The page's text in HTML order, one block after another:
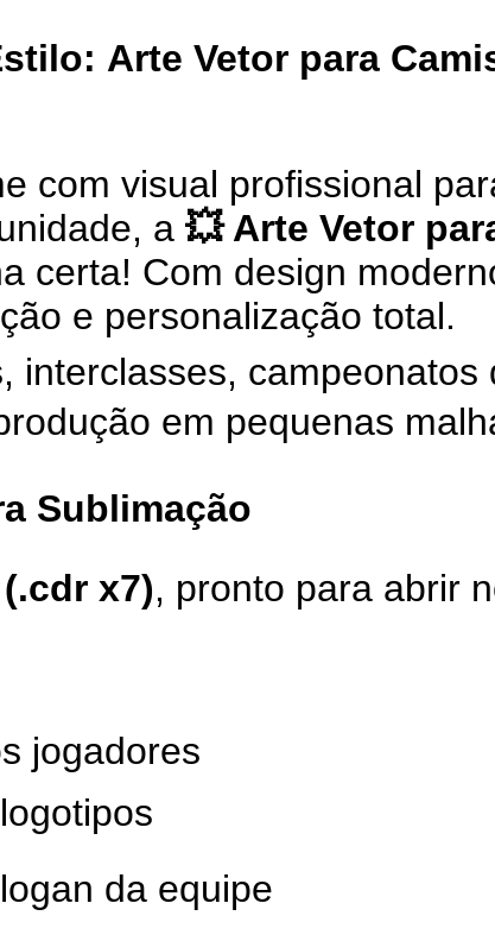
Arte Vetor para
com visual profissional
a 💥 Arte Vetor
certa! Com design
e personalização total.
interclasses, campeonatos
em pequenas
Sublimação
x7), pronto para abrir
jogadores
da equipe